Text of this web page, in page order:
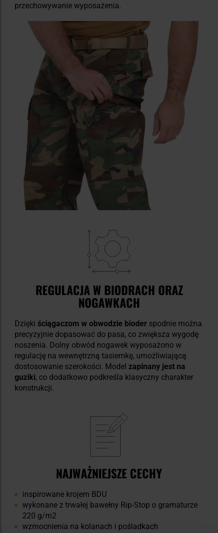
przechowywanie wyposażenia.
REGULACJA W BIODRACH ORAZ
NOGAWKACH
Dzięki ściągaczom w obwodzie bioder spodnie można
precyzyjnie dopasować do pasa, co zwiększa wygodę
noszenia. Dolny obwód nogawek wyposażono w
regulację na wewnętrzną tasiemkę, umożliwiającą
dostosowanie szerokości. Model zapinany jest na
guziki, co dodatkowo podkreśla klasyczny charakter
konstrukcji.
NAJWAŻNIEJSZE CECHY
inspirowane krojem BDU
wykonane z trwałej bawełny Rip-Stop o gramaturze
220 g/m2
wzmocnienia na kolanach i pośladkach